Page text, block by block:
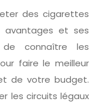
des cigarettes
avantages et ses
connaître les
faire le meilleur
de votre budget.
les circuits légaux